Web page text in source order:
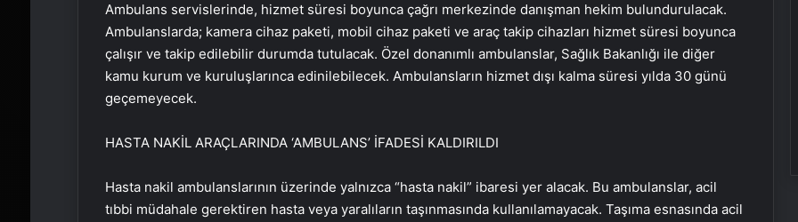
Ambulans servislerinde, hizmet süresi boyunca çağrı merkezinde danışman hekim bulundurulacak.
Ambulanslarda; kamera cihaz paketi, mobil cihaz paketi ve araç takip cihazları hizmet süresi boyunca
çalışır ve takip edilebilir durumda tutulacak. Özel donanımlı ambulanslar, Sağlık Bakanlığı ile diğer
kamu kurum ve kuruluşlarınca edinilebilecek. Ambulansların hizmet dışı kalma süresi yılda 30 günü
geçemeyecek.
HASTA NAKİL ARAÇLARINDA ‘AMBULANS’ İFADESİ KALDIRILDI
Hasta nakil ambulanslarının üzerinde yalnızca “hasta nakil” ibaresi yer alacak. Bu ambulanslar, acil
tıbbi müdahale gerektiren hasta veya yaralıların taşınmasında kullanılamayacak. Taşıma esnasında acil